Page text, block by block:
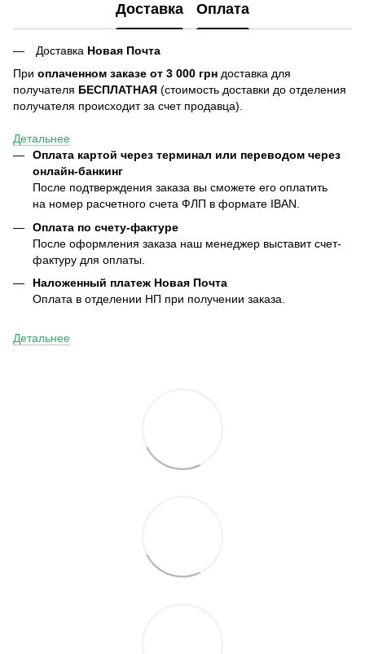
Доставка Оплата
Доставка Новая Почта
При оплаченном заказе от 3 000 грн доставка для
получателя БЕСПЛАТНАЯ (стоимость доставки до отделения
получателя происходит за счет продавца).
Детальнее
Оплата картой через терминал или переводом через
онлайн-банкинг
После подтверждения заказа вы сможете его оплатить
на номер расчетного счета ФЛП в формате IBAN.
Оплата по счету-фактуре
После оформления заказа наш менеджер выставит счет-
фактуру для оплаты.
Наложенный платеж Новая Почта
Оплата в отделении НП при получении заказа.
Детальнее